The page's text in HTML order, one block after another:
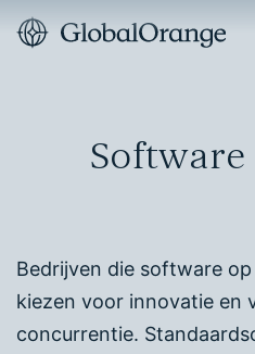
Bedrijven die software
kiezen voor innovatie en
concurrentie.